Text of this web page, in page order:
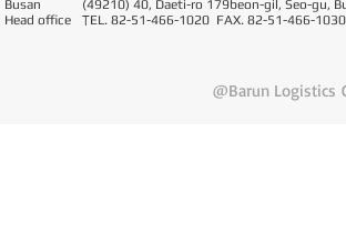
Busan
Head office
(49210) 40, Daeti-ro 179beon-gil, Seo-gu,
TEL. 82-51-466-1020 FAX. 82-51-466-1030
@Barun Logistics